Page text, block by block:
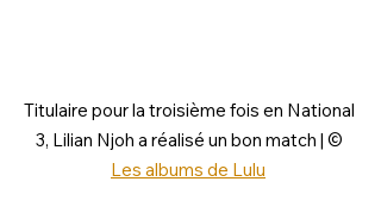
Titulaire pour la troisième fois en National
3, Lilian Njoh a réalisé un bon match | ©
Les albums de Lulu